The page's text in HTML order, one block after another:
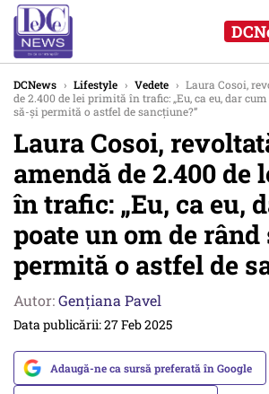
DCNews › Lifestyle › Vedete › Laura Cosoi,
de 2.400 de lei primită în trafic: „Eu, ca eu, dar
să-și permită o astfel de sancțiune?”
Laura Cosoi,
amendă de 2.400
în trafic: „Eu, ca eu,
poate un om de rând
permită o astfel de
Autor:Gențiana Pavel
Data publicării: 27 Feb 2025
Adaugă-ne ca sursă preferată în Google